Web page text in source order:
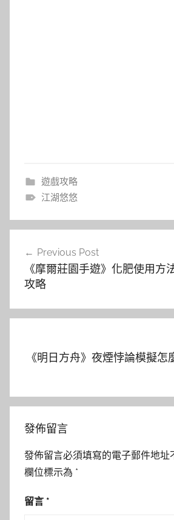
遊戲攻略
江湖悠悠
導
覽
Previous Post
《摩爾莊園手遊》化肥使用方
攻略
《明日方舟》夜煙悖論模擬
發佈留言
發佈留言必須填寫的電子郵件地址
欄位標示為 *
留言 *